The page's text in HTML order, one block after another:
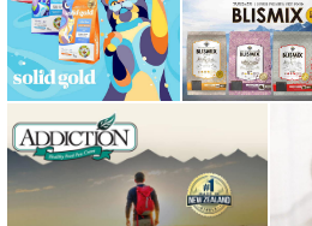
ロザイボトル
ロッカ ROKKA
ワイルドランド Wildes Land
わんぽうやく